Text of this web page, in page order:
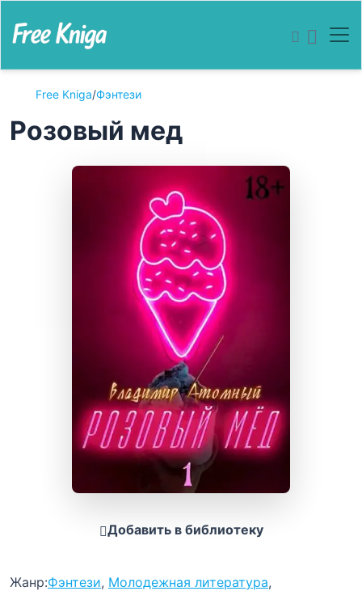
Free Kniga/Фэнтези
Розовый мед
Добавить в библиотеку
Жанр:Фэнтези, Молодежная литература,